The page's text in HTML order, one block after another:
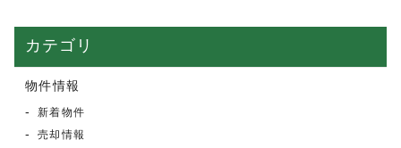
カテゴリ
物件情報
新着物件
売却情報